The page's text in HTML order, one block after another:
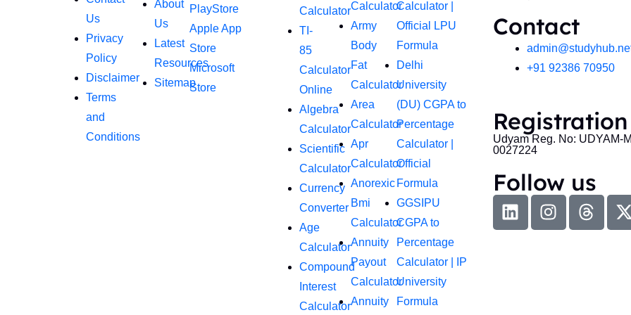
Us
Privacy
Policy
Disclaimer
Terms
and
Conditions
About
Us
Latest
Resources
Sitemap
PlayStore
Apple App
Store
Microsoft
Store
Calculator
TI-
85
Calculator
Online
Algebra
Calculator
Scientific
Calculator
Currency
Converter
Age
Calculator
Compound
Interest
Calculator
Calculator
Army
Body
Fat
Calculator
Area
Calculator
Apr
Calculator
Anorexic
Bmi
Calculator
Annuity
Payout
Calculator
Annuity
Calculator |
Official LPU
Formula
Delhi
University
(DU) CGPA to
Percentage
Calculator |
Official
Formula
GGSIPU
CGPA to
Percentage
Calculator | IP
University
Formula
Contact
+91 92386 70950
Registration
Udyam Reg. No: UDYAM-
0027224
Follow us
L
i
I
n
T
h
X
-